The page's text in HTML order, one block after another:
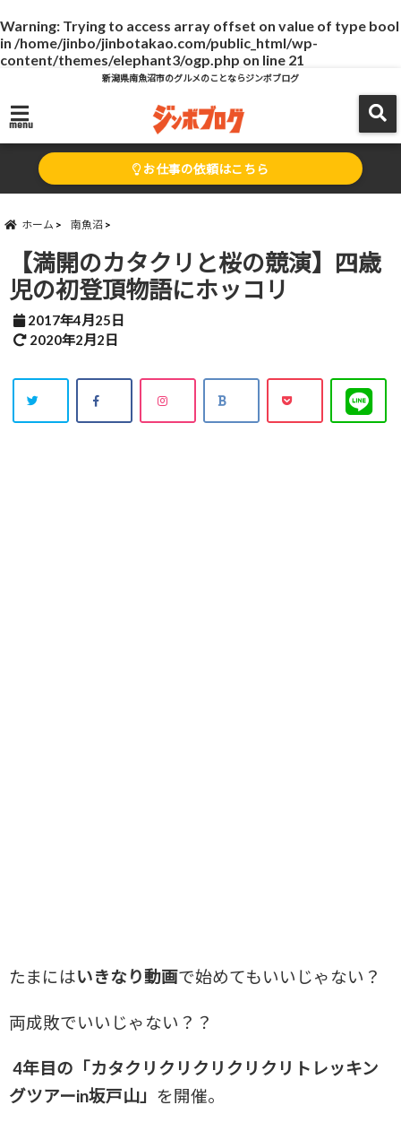
Warning: Trying to access array offset on value of type bool
in /home/jinbo/jinbotakao.com/public_html/wp-
content/themes/elephant3/ogp.php on line 21
新潟県南魚沼市のグルメのことならジンボブログ
menu
お仕事の依頼はこちら
ホーム 南魚沼
【満開のカタクリと桜の競演】四歳
児の初登頂物語にホッコリ
2017年4月25日
2020年2月2日
たまにはいきなり動画で始めてもいいじゃない？
両成敗でいいじゃない？？
4年目の「カタクリクリクリクリクリトレッキン
グツアーin坂戸山」 を開催。